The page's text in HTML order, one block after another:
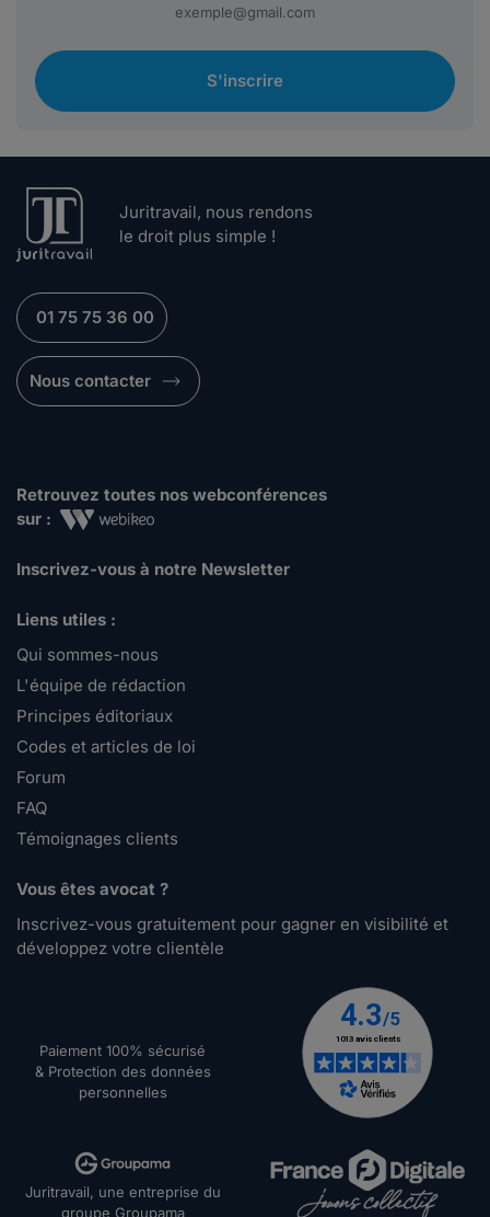
S'inscrire
Juritravail, nous rendons
le droit plus simple !
01 75 75 36 00
Nous contacter
Retrouvez toutes nos webconférences
sur :
Inscrivez-vous à notre Newsletter
Liens utiles :
Qui sommes-nous
L'équipe de rédaction
Principes éditoriaux
Codes et articles de loi
Forum
FAQ
Témoignages clients
Vous êtes avocat ?
Inscrivez-vous gratuitement pour gagner en visibilité et
développez votre clientèle
Paiement 100% sécurisé
& Protection des données
personnelles
Juritravail, une entreprise du
groupe Groupama